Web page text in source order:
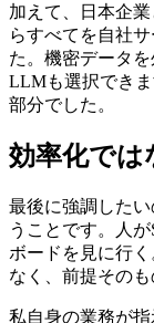
加えて、日本企
らすべてを自社
た。機密データ
LLMも選択でき
部分でした。
効率化では
最後に強調した
うことです。人
ボードを見に行
なく、前提そのも
私自身の業務が